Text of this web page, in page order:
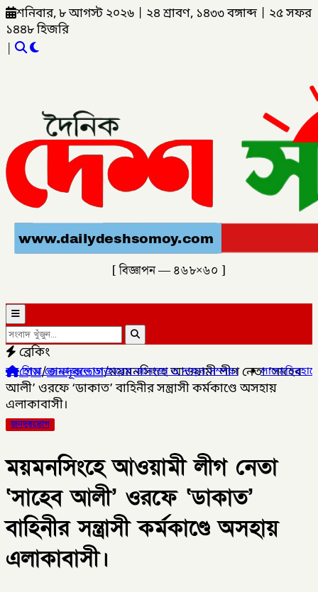
শনিবার, ৮ আগস্ট ২০২৬ ২৪ শ্রাবণ, ১৪৩৩ বঙ্গাব্দ
২৫ সফর
১৪৪৮ হিজরি
|
[ বিজ্ঞাপন — ৪৬৮×৬০ ]
ব্রেকিং
ডাক্তারের জানাজা ও দাফন সম্পন্ন।✦লালমনিরহাটের ৫ উপজেলার
হোম/জনদূরভোগ/ময়মনসিংহে আওয়ামী লীগ নেতা ‘সাহেব
আলী’ ওরফে ‘ডাকাত’ বাহিনীর সন্ত্রাসী কর্মকাণ্ডে অসহায়
এলাকাবাসী।
জনদূরভোগ
ময়মনসিংহে আওয়ামী লীগ নেতা
‘সাহেব আলী’ ওরফে ‘ডাকাত’
বাহিনীর সন্ত্রাসী কর্মকাণ্ডে অসহায়
এলাকাবাসী।